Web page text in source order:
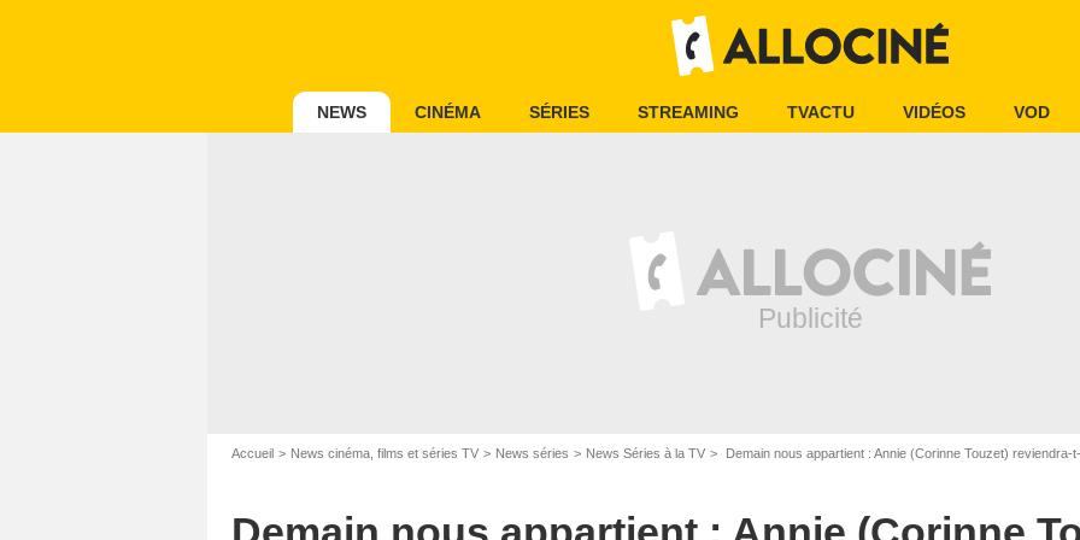
NEWS CINÉMA SÉRIES STREAMING TVACTU VIDÉOS VOD
Accueil News cinéma, films et séries TV News séries News Séries à la TV Demain nous appartient : Annie (Corinne Touzet) reviendra-